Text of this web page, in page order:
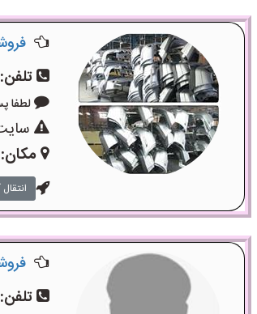
تلفن:
لطفا
تلفن: